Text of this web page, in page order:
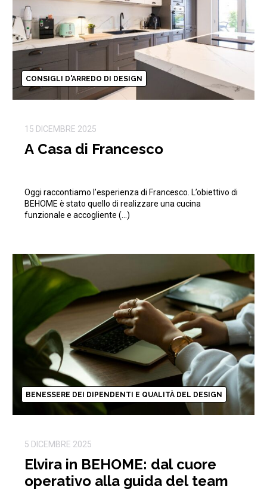
CONSIGLI D'ARREDO DI DESIGN
15 DICEMBRE 2025
A Casa di Francesco
Oggi raccontiamo l’esperienza di Francesco. L’obiettivo di
BEHOME è stato quello di realizzare una cucina
funzionale e accogliente (…)
BENESSERE DEI DIPENDENTI E QUALITÀ DEL DESIGN
5 DICEMBRE 2025
Elvira in BEHOME: dal cuore
operativo alla guida del team